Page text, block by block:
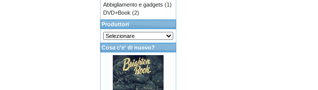
Abbigliamento e gadgets (1)
DVD+Book (2)
Produttori
Cosa c'e' di nuovo?